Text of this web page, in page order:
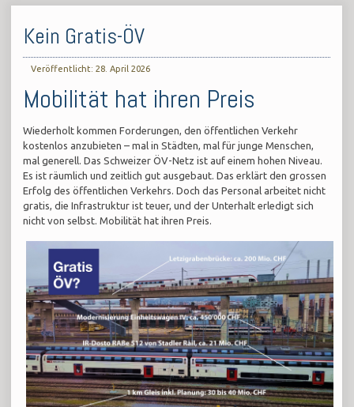
Kein Gratis-ÖV
Veröffentlicht: 28. April 2026
Mobilität hat ihren Preis
Wiederholt kommen Forderungen, den öffentlichen Verkehr
kostenlos anzubieten – mal in Städten, mal für junge Menschen,
mal generell. Das Schweizer ÖV-Netz ist auf einem hohen Niveau.
Es ist räumlich und zeitlich gut ausgebaut. Das erklärt den grossen
Erfolg des öffentlichen Verkehrs. Doch das Personal arbeitet nicht
gratis, die Infrastruktur ist teuer, und der Unterhalt erledigt sich
nicht von selbst. Mobilität hat ihren Preis.